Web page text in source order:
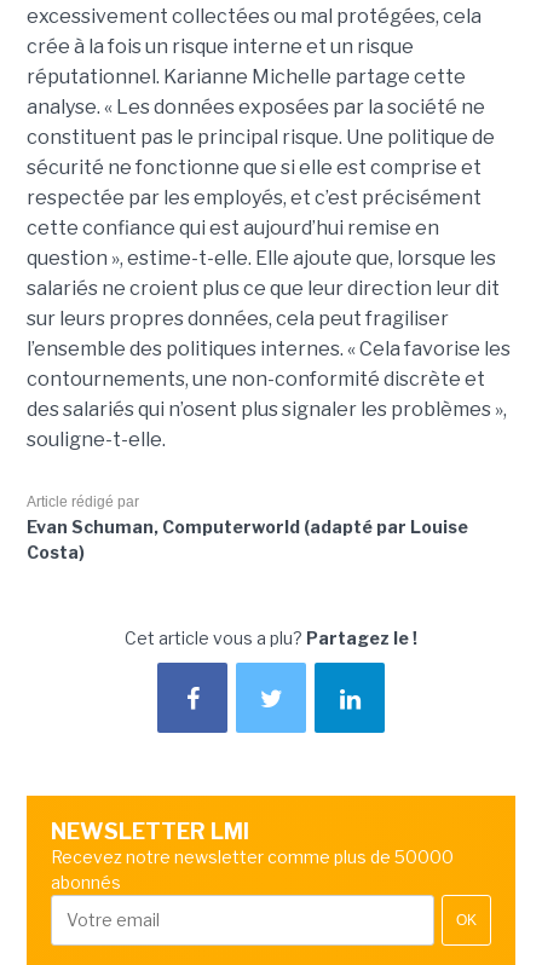
excessivement collectées ou mal protégées, cela
crée à la fois un risque interne et un risque
réputationnel. Karianne Michelle partage cette
analyse. « Les données exposées par la société ne
constituent pas le principal risque. Une politique de
sécurité ne fonctionne que si elle est comprise et
respectée par les employés, et c’est précisément
cette confiance qui est aujourd’hui remise en
question », estime-t-elle. Elle ajoute que, lorsque les
salariés ne croient plus ce que leur direction leur dit
sur leurs propres données, cela peut fragiliser
l’ensemble des politiques internes. « Cela favorise les
contournements, une non-conformité discrète et
des salariés qui n’osent plus signaler les problèmes »,
souligne-t-elle.
Article rédigé par
Evan Schuman, Computerworld (adapté par Louise
Costa)
Cet article vous a plu? Partagez le !
NEWSLETTER LMI
Recevez notre newsletter comme plus de 50000
abonnés
OK